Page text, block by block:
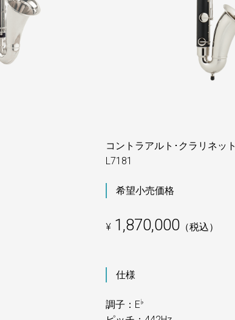
コントラアルト･クラリネット
L7181
希望小売価格
¥ 1,870,000（税込）
仕様
調子：E♭